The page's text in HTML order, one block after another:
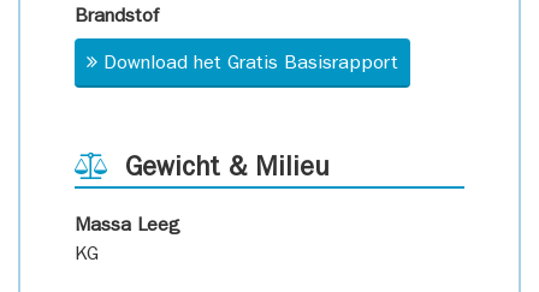
Brandstof
Download het Gratis Basisrapport
Gewicht & Milieu
Massa Leeg
KG